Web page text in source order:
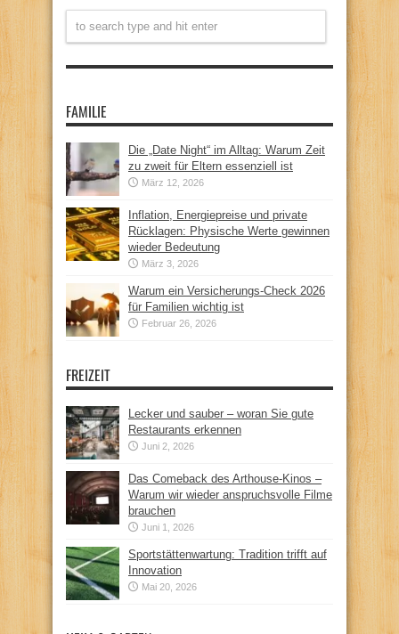
FAMILIE
Die „Date Night“ im Alltag: Warum Zeit
zu zweit für Eltern essenziell ist
März 12, 2026
Inflation, Energiepreise und private
Rücklagen: Physische Werte gewinnen
wieder Bedeutung
März 3, 2026
Warum ein Versicherungs-Check 2026
für Familien wichtig ist
Februar 26, 2026
FREIZEIT
Lecker und sauber – woran Sie gute
Restaurants erkennen
Juni 2, 2026
Das Comeback des Arthouse-Kinos –
Warum wir wieder anspruchsvolle Filme
brauchen
Juni 1, 2026
Sportstättenwartung: Tradition trifft auf
Innovation
Mai 20, 2026